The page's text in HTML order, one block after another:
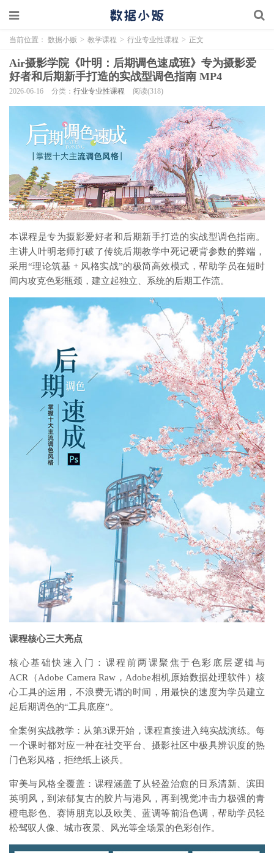
当前位置： 数据小贩 > 教学课程 > 行业专业性课程 > 正文
Air摄影学院《叶明：后期调色速成班》专为摄影爱
好者和后期新手打造的实战型调色指南 MP4
2026-06-16 分类： 行业专业性课程 阅读(318)
本课程是专为摄影爱好者和后期新手打造的实战型调色指南。
主讲人叶明老师打破了传统后期教学中死记硬背参数的弊端，
采用“理论筑基 + 风格实战”的极简高效模式，帮助学员在短时
间内攻克色彩瓶颈，建立起独立、系统的后期工作流。
课程核心三大亮点
核心基础快速入门：课程前两课聚焦于色彩底层逻辑与
ACR（Adobe Camera Raw，Adobe相机原始数据处理软件）核
心工具的运用，不浪费无谓的时间，用最快的速度为学员建立
起后期调色的“工具底座”。
全案例实战教学：从第3课开始，课程直接进入纯实战演练。每
一个课时都对应一种在社交平台、摄影社区中极具辨识度的热
门色彩风格，拒绝纸上谈兵。
审美与风格全覆盖：课程涵盖了从轻盈治愈的日系清新、滨田
英明风，到浓郁复古的胶片与港风，再到视觉冲击力极强的青
橙电影色、赛博朋克以及欧美、蓝调等前沿色调，帮助学员轻
松驾驭人像、城市夜景、风光等全场景的色彩创作。